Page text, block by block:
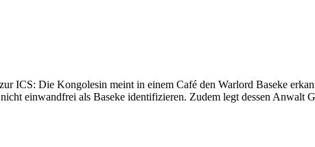
ICS: Die Kongolesin meint in einem Café den Warlord Baseke
einwandfrei als Baseke identifizieren. Zudem legt dessen